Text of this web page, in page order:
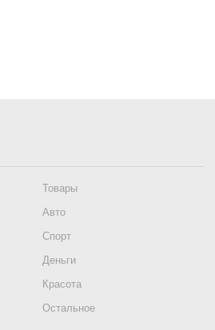
Товары
Авто
Спорт
Деньги
Красота
Остальное